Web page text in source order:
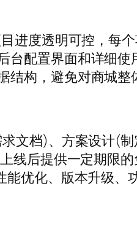
进度透明可控，每
台配置界面和详细使
构，避免对商城整
文档)、方案设计(
线后提供一定期限
优化、版本升级、